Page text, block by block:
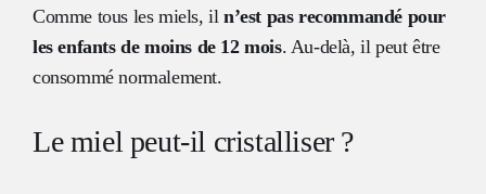
Comme tous les miels, il n’est pas recommandé pour
les enfants de moins de 12 mois. Au-delà, il peut être
consommé normalement.
Le miel peut-il cristalliser ?